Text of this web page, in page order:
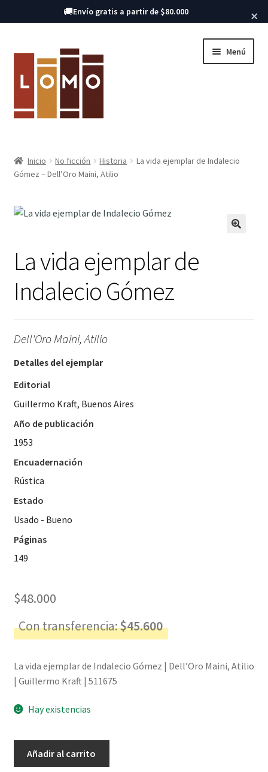
Buscar libros
🚚Envío gratis a partir de $80.000 ×
la
navegación
contenido
Menú
Libros
hijo
Inicio No ficción Historia
La vida ejemplar de Indalecio
Gómez – Dell’Oro Maini, Atilio
La vida ejemplar de
Indalecio Gómez
Dell'Oro Maini, Atilio
Detalles del ejemplar
Editorial
Guillermo Kraft, Buenos Aires
Año de publicación
1953
Encuadernación
Rústica
Estado
Usado - Bueno
Páginas
149
$48.000
Con transferencia:$45.600
La vida ejemplar de Indalecio Gómez | Dell’Oro Maini, Atilio
| Guillermo Kraft | 511675
Hay existencias
Añadir al carrito